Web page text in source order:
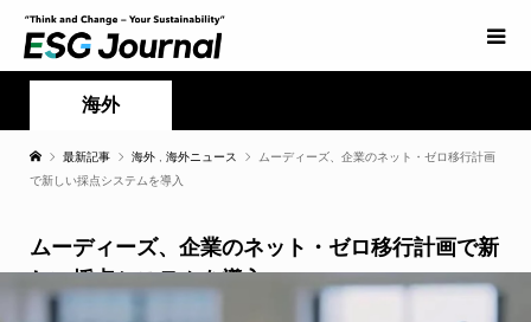
海外
最新記事 海外 海外ニュース
ムーディーズ、企業のネット・ゼロ移行計画
で新しい採点システムを導入
ムーディーズ、企業のネット・ゼロ移行計画で新
しい採点システムを導入